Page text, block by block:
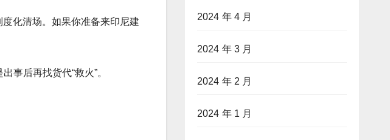
化清场。如果你准备来印尼建
事后再找货代“救火”。
2024 年 4 月
2024 年 3 月
2024 年 2 月
2024 年 1 月